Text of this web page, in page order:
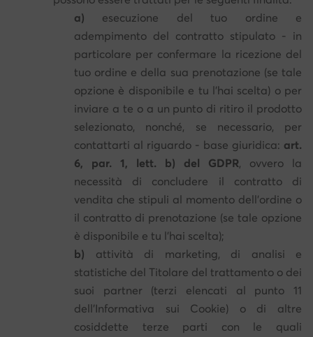
a) esecuzione del tuo ordine e
adempimento del contratto stipulato - in
particolare per confermare la ricezione del
tuo ordine e della sua prenotazione (se tale
opzione è disponibile e tu l'hai scelta) o per
inviare a te o a un punto di ritiro il prodotto
selezionato, nonché, se necessario, per
contattarti al riguardo - base giuridica: art.
6, par. 1, lett. b) del GDPR, ovvero la
necessità di concludere il contratto di
vendita che stipuli al momento dell'ordine o
il contratto di prenotazione (se tale opzione
è disponibile e tu l'hai scelta);
b) attività di marketing, di analisi e
statistiche del Titolare del trattamento o dei
suoi partner (terzi elencati al punto 11
dell'Informativa sui Cookie) o di altre
cosiddette terze parti con le quali